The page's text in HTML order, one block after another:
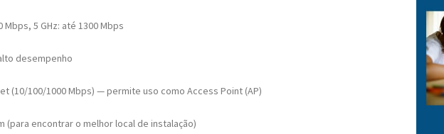
Mbps, 5 GHz: até 1300 Mbps
desempenho
(10/100/1000 Mbps) — permite uso como Access Point (AP)
(para encontrar o melhor local de instalação)